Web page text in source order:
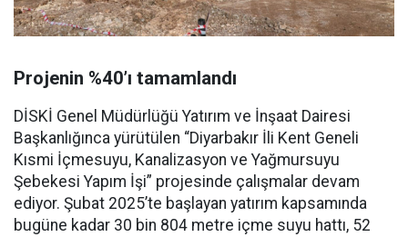
Projenin %40’ı tamamlandı
DİSKİ Genel Müdürlüğü Yatırım ve İnşaat Dairesi
Başkanlığınca yürütülen “Diyarbakır İli Kent Geneli
Kısmi İçmesuyu, Kanalizasyon ve Yağmursuyu
Şebekesi Yapım İşi” projesinde çalışmalar devam
ediyor. Şubat 2025’te başlayan yatırım kapsamında
bugüne kadar 30 bin 804 metre içme suyu hattı, 52